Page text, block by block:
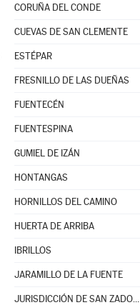
CORUÑA DEL CONDE
CUEVAS DE SAN CLEMENTE
ESTÉPAR
FRESNILLO DE LAS DUEÑAS
FUENTECÉN
FUENTESPINA
GUMIEL DE IZÁN
HONTANGAS
HORNILLOS DEL CAMINO
HUERTA DE ARRIBA
IBRILLOS
JARAMILLO DE LA FUENTE
JURISDICCIÓN DE SAN ZADORNIL